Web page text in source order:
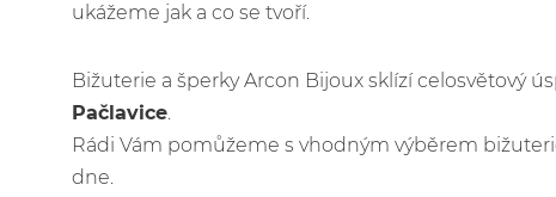
ukážeme jak a co se tvoří.
Bižuterie a šperky Arcon Bijoux sklízí celosvětový
Pačlavice.
Rádi Vám pomůžeme s vhodným výběrem
dne.